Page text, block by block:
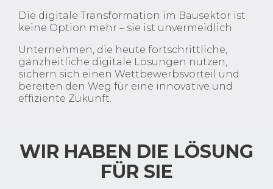
Die digitale Transformation im Bausektor ist
keine Option mehr – sie ist unvermeidlich.
Unternehmen, die heute fortschrittliche,
ganzheitliche digitale Lösungen nutzen,
sichern sich einen Wettbewerbsvorteil und
bereiten den Weg für eine innovative und
effiziente Zukunft.
WIR HABEN DIE LÖSUNG
FÜR SIE